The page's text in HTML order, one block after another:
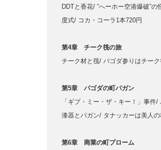
DDTと香花/ “へーホー空港爆破”
度式/ コカ・コーラ1本720円
第4章 チーク筏の旅
チーク材と筏/ パゴダ参りはチー
第5章 パゴダの町パガン
「ギブ・ミー・ザ・キー！」事
漆器とパガン/ タナッカーは美人
第6章 商業の町プローム